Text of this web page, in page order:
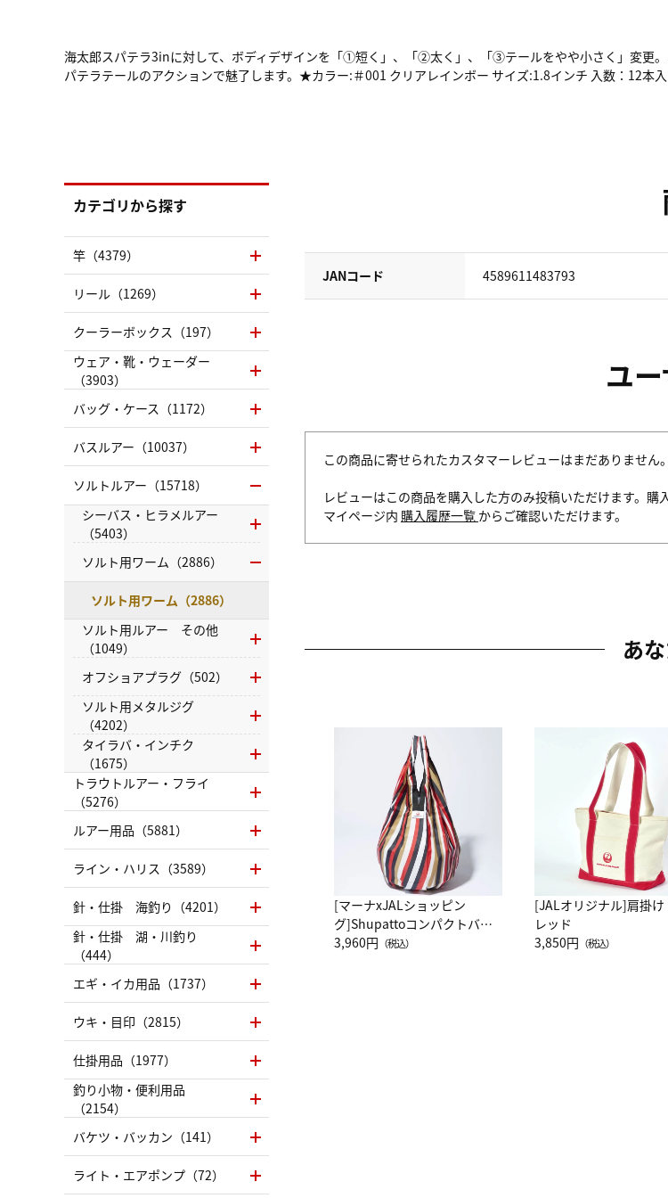
海太郎スパテラ3inに対して、ボディデザインを「①短く」、「②太く」、「③テールをやや小さく」変更
パテラテールのアクションで魅了します。★カラー:＃001 クリアレインボー サイズ:1.8インチ 入数：12本
JANコード 4589611483793
ユ
この商品に寄せられたカスタマーレビューはまだありません。
レビューはこの商品を購入した方のみ投稿いただけます。購
マイページ内 購入履歴一覧 からご確認いただけます。
あ
[マーナxJALショッピン
グ]Shupattoコンパクトバッ
グ Drop JAL客室乗務員
3,960円 （税込）
[JALオリジナル]肩掛け
レッド
3,850円 （税込）
カテゴリから探す
竿（4379）
リール（1269）
クーラーボックス（197）
ウェア・靴・ウェーダー
（3903）
バッグ・ケース（1172）
バスルアー（10037）
ソルトルアー（15718）
シーバス・ヒラメルアー
（5403）
ソルト用ワーム（2886）
ソルト用ワーム（2886）
ソルト用ルアー その他
（1049）
オフショアプラグ（502）
ソルト用メタルジグ
（4202）
タイラバ・インチク
（1675）
トラウトルアー・フライ
（5276）
ルアー用品（5881）
ライン・ハリス（3589）
針・仕掛 海釣り（4201）
針・仕掛 湖・川釣り
（444）
エギ・イカ用品（1737）
ウキ・目印（2815）
仕掛用品（1977）
釣り小物・便利用品
（2154）
バケツ・バッカン（141）
ライト・エアポンプ（72）